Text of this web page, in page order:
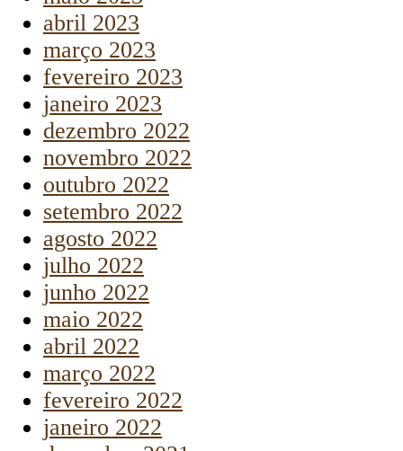
abril 2023
março 2023
fevereiro 2023
janeiro 2023
dezembro 2022
novembro 2022
outubro 2022
setembro 2022
agosto 2022
julho 2022
junho 2022
maio 2022
abril 2022
março 2022
fevereiro 2022
janeiro 2022